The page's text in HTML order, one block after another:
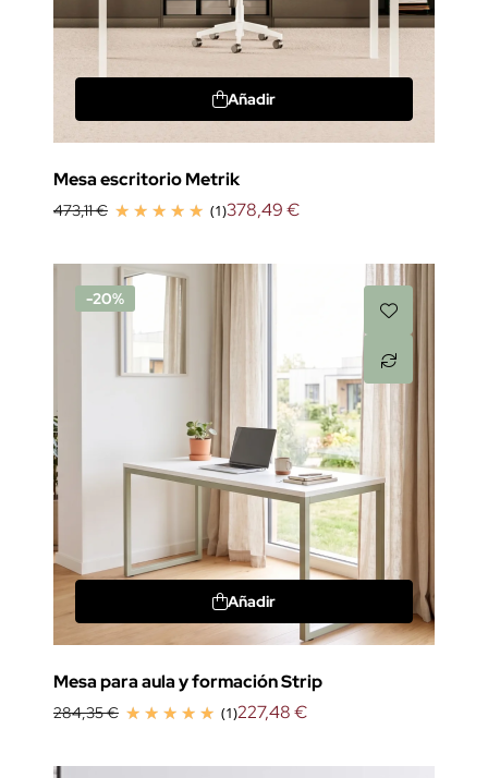
Añadir
Mesa escritorio Metrik
473,11 € (1)378,49 €
-20%
Añadir
Mesa para aula y formación Strip
284,35 € (1)227,48 €